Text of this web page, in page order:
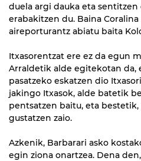
duela argi dauka eta sentitzen
erabakitzen du. Baina
aireporturantz abiatu baita
Itxasorentzat ere ez da egun
Arraldetik alde egitekotan da,
pasatzeko eskatzen dio
jakingo Itxasok, alde batetik
pentsatzen baitu, eta
gustatzen zaio.
Azkenik, Barbarari asko
egin ziona onartzea. Dena